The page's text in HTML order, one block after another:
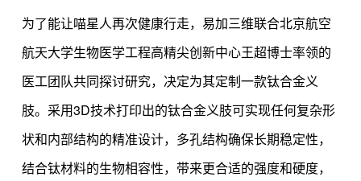
为了能让喵星人再次健康行走，易加三维联合北京航空
航天大学生物医学工程高精尖创新中心王超博士率领的
医工团队共同探讨研究，决定为其定制一款钛合金义
肢。采用3D技术打印出的钛合金义肢可实现任何复杂形
状和内部结构的精准设计，多孔结构确保长期稳定性，
结合钛材料的生物相容性，带来更合适的强度和硬度，